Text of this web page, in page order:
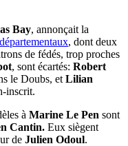
Bay, annonçait la
, dont deux
de fédés, trop proches
, sont écartés: Robert
le Doubs, et Lilian
inscrit.
à Marine Le Pen sont
Cantin. Eux siègent
de Julien Odoul.